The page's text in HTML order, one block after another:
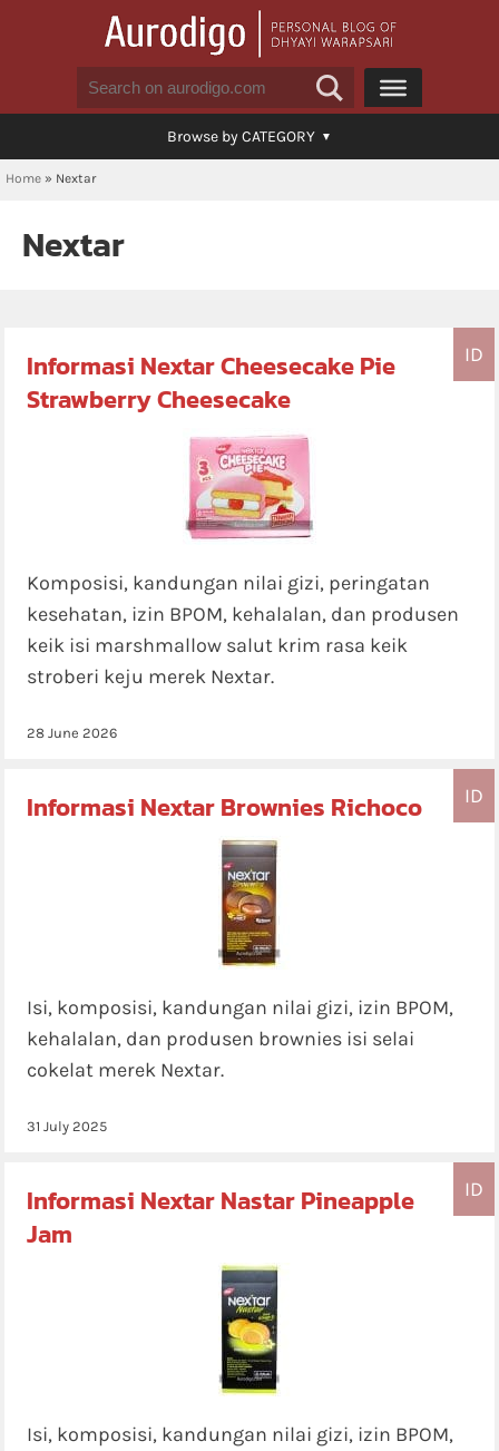
Browse by CATEGORY
Home » Nextar
Nextar
ID
Informasi Nextar Cheesecake Pie
Strawberry Cheesecake
Komposisi, kandungan nilai gizi, peringatan
kesehatan, izin BPOM, kehalalan, dan produsen
keik isi marshmallow salut krim rasa keik
stroberi keju merek Nextar.
28 June 2026
ID
Informasi Nextar Brownies Richoco
Isi, komposisi, kandungan nilai gizi, izin BPOM,
kehalalan, dan produsen brownies isi selai
cokelat merek Nextar.
31 July 2025
ID
Informasi Nextar Nastar Pineapple
Jam
Isi, komposisi, kandungan nilai gizi, izin BPOM,